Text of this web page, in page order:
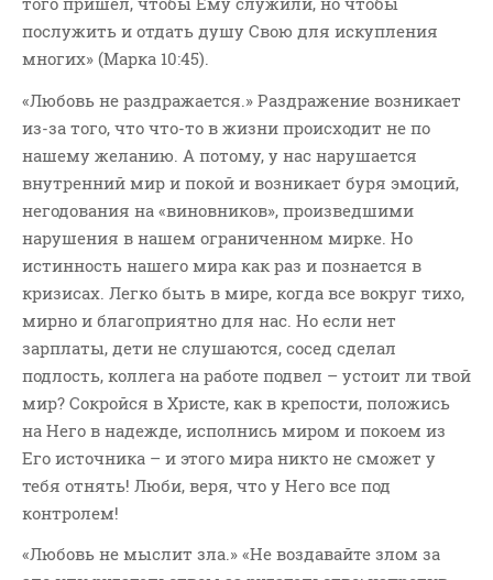
послужить и отдать душу Свою для искупления
многих» (Марка 10:45).
«Любовь не раздражается.» Раздражение возникает
из-за того, что что-то в жизни происходит не по
нашему желанию. А потому, у нас нарушается
внутренний мир и покой и возникает буря эмоций,
негодования на «виновников», произведшими
нарушения в нашем ограниченном мирке. Но
истинность нашего мира как раз и познается в
кризисах. Легко быть в мире, когда все вокруг тихо,
мирно и благоприятно для нас. Но если нет
зарплаты, дети не слушаются, сосед сделал
подлость, коллега на работе подвел – устоит ли твой
мир? Сокройся в Христе, как в крепости, положись
на Него в надежде, исполнись миром и покоем из
Его источника – и этого мира никто не сможет у
тебя отнять! Люби, веря, что у Него все под
контролем!
«Любовь не мыслит зла.» «Не воздавайте злом за